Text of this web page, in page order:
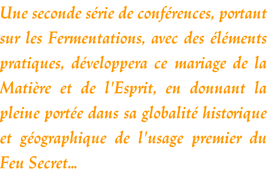
Une seconde série de conférences, portant
sur les Fermentations, avec des éléments
pratiques,développera ce mariage de la
Matière et de l'Esprit, en donnant la
pleine portéedans sa globalité historique
et géographique de l'usage premier du
Feu Secret...